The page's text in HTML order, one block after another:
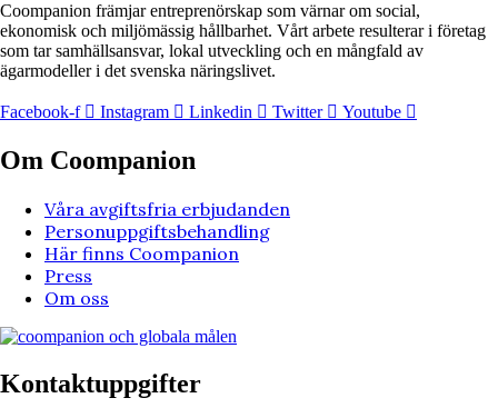
Coompanion främjar entreprenörskap som värnar om social,
ekonomisk och miljömässig hållbarhet. Vårt arbete resulterar i företag
som tar samhällsansvar, lokal utveckling och en mångfald av
ägarmodeller i det svenska näringslivet.
Facebook-f Instagram Linkedin Twitter Youtube
Om Coompanion
Våra avgiftsfria erbjudanden
Personuppgiftsbehandling
Här finns Coompanion
Press
Om oss
Kontaktuppgifter